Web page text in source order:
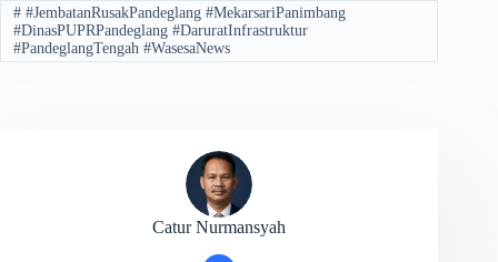
##JembatanRusakPandeglang #MekarsariPanimbang
#DinasPUPRPandeglang #DaruratInfrastruktur
#PandeglangTengah #WasesaNews
Catur Nurmansyah